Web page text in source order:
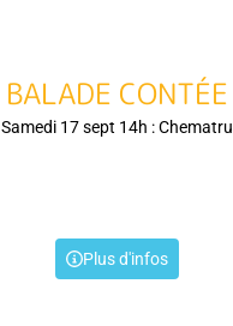
BALADE CONTÉE
Samedi 17 sept 14h : Chematru
Plus d'infos